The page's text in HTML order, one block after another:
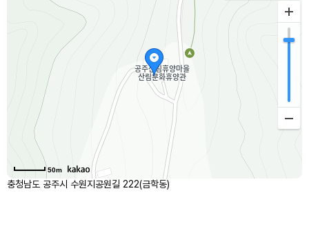
50m
충청남도 공주시 수원지공원길 222(금학동)